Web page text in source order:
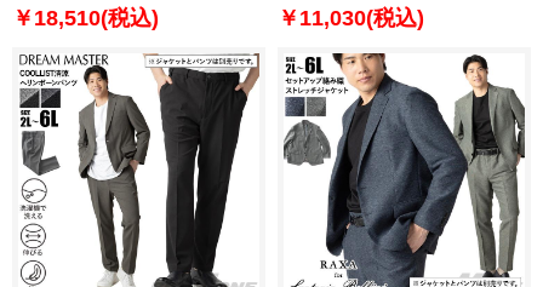
シャブル スマリラ 春夏新作
￥18,510(税込)
軽量 ウォッシャブル スマリラ 春
￥11,030(税込)